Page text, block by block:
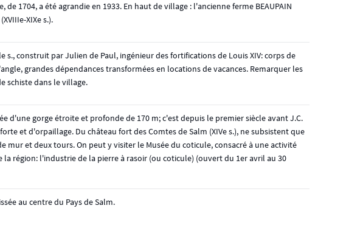
de 1704, a été agrandie en 1933. En haut de village : l'ancienne ferme BEAUPAIN
XIXe s.).
s., construit par Julien de Paul, ingénieur des fortifications de Louis XIV: corps de
grandes dépendances transformées en locations de vacances. Remarquer les
schiste dans le village.
d'une gorge étroite et profonde de 170 m; c'est depuis le premier siècle avant J.C.
et d'orpaillage. Du château fort des Comtes de Salm (XIVe s.), ne subsistent que
mur et deux tours. On peut y visiter le Musée du coticule, consacré à une activité
région: l'industrie de la pierre à rasoir (ou coticule) (ouvert du 1er avril au 30
au centre du Pays de Salm.